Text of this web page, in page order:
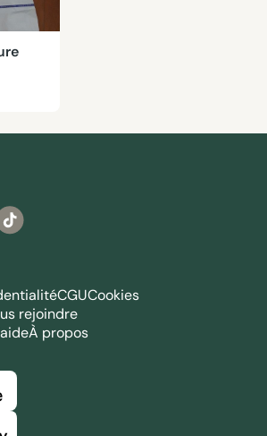
CGUCookies
rejoindre
À propos